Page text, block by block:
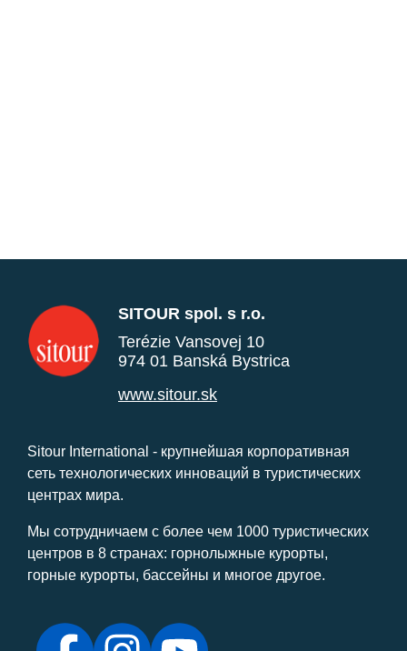
SITOUR spol. s r.o.
Terézie Vansovej 10
974 01 Banská Bystrica
www.sitour.sk
Sitour International - крупнейшая корпоративная
сеть технологических инноваций в туристических
центрах мира.
Мы сотрудничаем с более чем 1000 туристических
центров в 8 странах: горнолыжные курорты,
горные курорты, бассейны и многое другое.